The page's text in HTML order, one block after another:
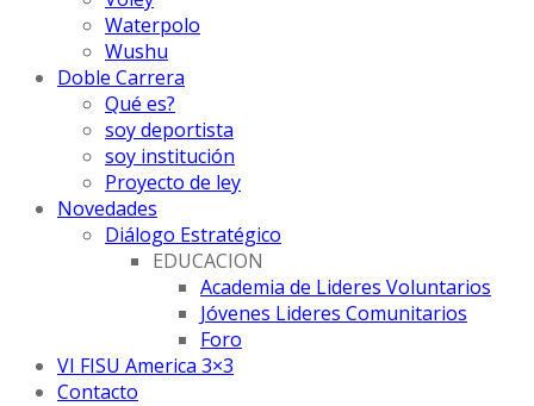
Waterpolo
Wushu
Doble Carrera
Qué es?
soy deportista
soy institución
Proyecto de ley
Novedades
Diálogo Estratégico
EDUCACION
Academia de Lideres Voluntarios
Jóvenes Lideres Comunitarios
Foro
VI FISU America 3×3
Contacto